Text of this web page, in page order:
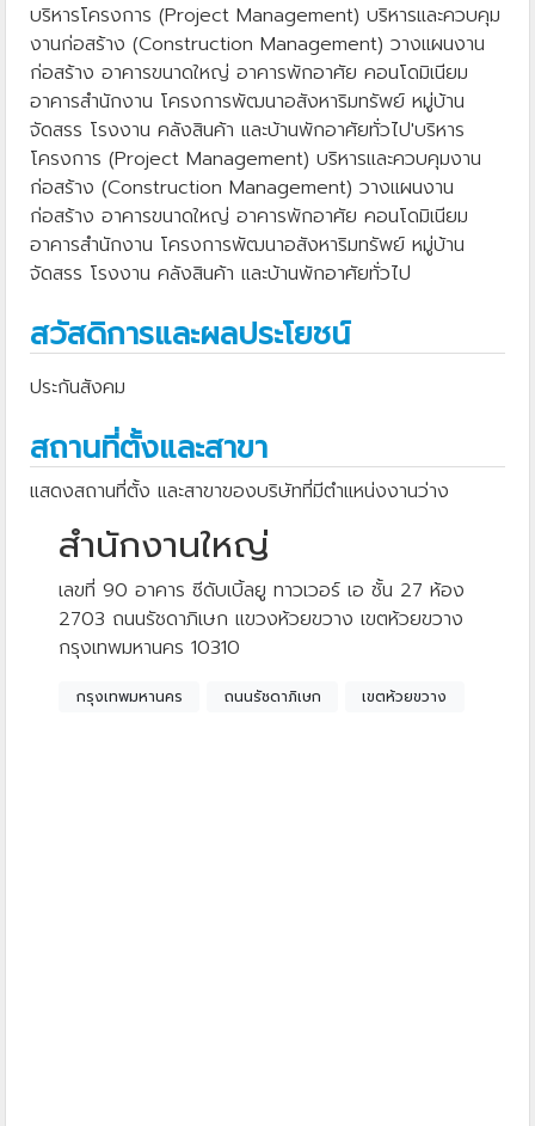
บริหารโครงการ (Project Management) บริหารและควบคุม
งานก่อสร้าง (Construction Management) วางแผนงาน
ก่อสร้าง อาคารขนาดใหญ่ อาคารพักอาศัย คอนโดมิเนียม
อาคารสำนักงาน โครงการพัฒนาอสังหาริมทรัพย์ หมู่บ้าน
จัดสรร โรงงาน คลังสินค้า และบ้านพักอาศัยทั่วไป'บริหาร
โครงการ (Project Management) บริหารและควบคุมงาน
ก่อสร้าง (Construction Management) วางแผนงาน
ก่อสร้าง อาคารขนาดใหญ่ อาคารพักอาศัย คอนโดมิเนียม
อาคารสำนักงาน โครงการพัฒนาอสังหาริมทรัพย์ หมู่บ้าน
จัดสรร โรงงาน คลังสินค้า และบ้านพักอาศัยทั่วไป
สวัสดิการและผลประโยชน์
ประกันสังคม
สถานที่ตั้งและสาขา
แสดงสถานที่ตั้ง และสาขาของบริษัทที่มีตำแหน่งงานว่าง
สำนักงานใหญ่
เลขที่ 90 อาคาร ซีดับเบิ้ลยู ทาวเวอร์ เอ ชั้น 27 ห้อง
2703 ถนนรัชดาภิเษก แขวงห้วยขวาง เขตห้วยขวาง
กรุงเทพมหานคร 10310
กรุงเทพมหานคร ถนนรัชดาภิเษก เขตห้วยขวาง